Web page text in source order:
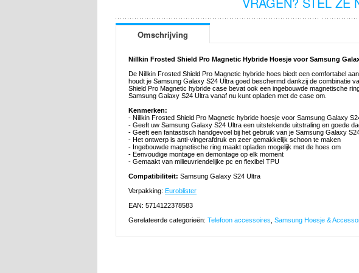
Omschrijving
Nillkin Frosted Shield Pro Magnetic Hybride Hoesje voor Samsung
De Nillkin Frosted Shield Pro Magnetic hybride hoes biedt een comfortabel
houdt je Samsung Galaxy S24 Ultra goed beschermd dankzij de combinatie
Shield Pro Magnetic hybride case bevat ook een ingebouwde magnetische
Samsung Galaxy S24 Ultra vanaf nu kunt opladen met de case om.
Kenmerken:
- Nillkin Frosted Shield Pro Magnetic hybride hoesje voor Samsung Galaxy
- Geeft uw Samsung Galaxy S24 Ultra een uitstekende uitstraling en goede
- Geeft een fantastisch handgevoel bij het gebruik van je Samsung Galaxy
- Het ontwerp is anti-vingerafdruk en zeer gemakkelijk schoon te maken
- Ingebouwde magnetische ring maakt opladen mogelijk met de hoes om
- Eenvoudige montage en demontage op elk moment
- Gemaakt van milieuvriendelijke pc en flexibel TPU
Compatibiliteit: Samsung Galaxy S24 Ultra
Verpakking: Euroblister
EAN: 5714122378583
Gerelateerde categorieën: Telefoon accessoires Samsung Hoesje &